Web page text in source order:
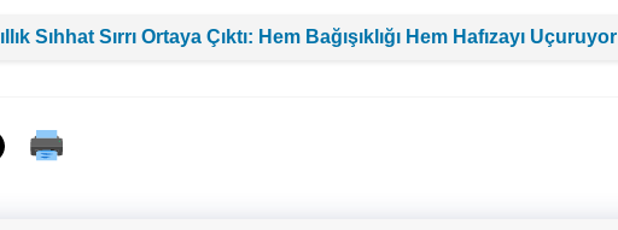
Sıhhat Sırrı Ortaya Çıktı: Hem Bağışıklığı Hem Hafızayı Uçuruyor